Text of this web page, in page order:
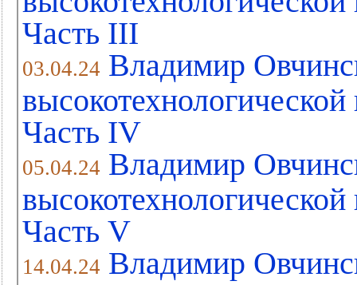
Часть III
03.04.24 Владимир
Часть IV
05.04.24 Владимир
Часть V
14.04.24 Владимир